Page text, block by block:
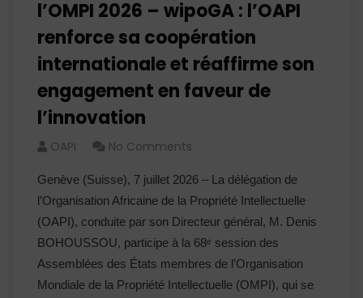
l’OMPI 2026 – wipoGA : l’OAPI
renforce sa coopération
internationale et réaffirme son
engagement en faveur de
l’innovation
OAPI No Comments
Genève (Suisse), 7 juillet 2026 – La délégation de
l’Organisation Africaine de la Propriété Intellectuelle
(OAPI), conduite par son Directeur général, M. Denis
BOHOUSSOU, participe à la 68ᵉ session des
Assemblées des États membres de l’Organisation
Mondiale de la Propriété Intellectuelle (OMPI), qui se